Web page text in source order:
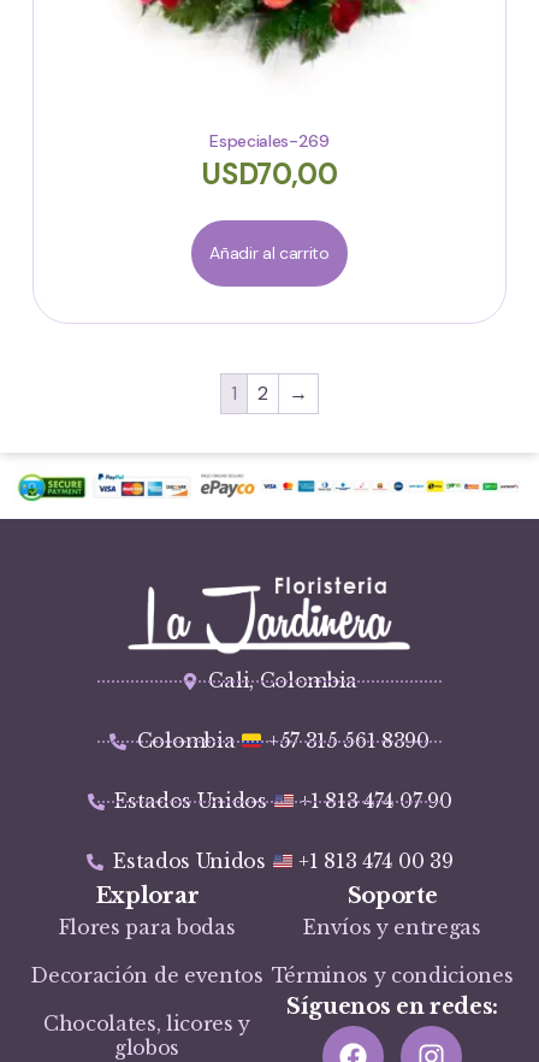
Especiales-269
USD70,00
Añadir al carrito
1 2 →
Cali, Colombia
Colombia +57 315 561 8390
Estados Unidos +1 813 474 07 90
Estados Unidos +1 813 474 00 39
Explorar
Flores para bodas
Decoración de eventos
Chocolates, licores y
globos
Soporte
Envíos y entregas
Términos y condiciones
Síguenos en redes: